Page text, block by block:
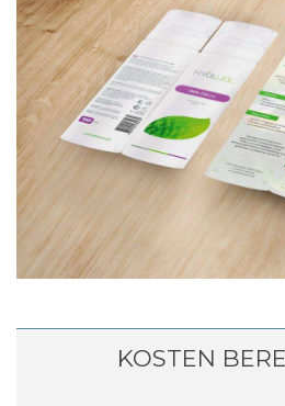
KOSTEN